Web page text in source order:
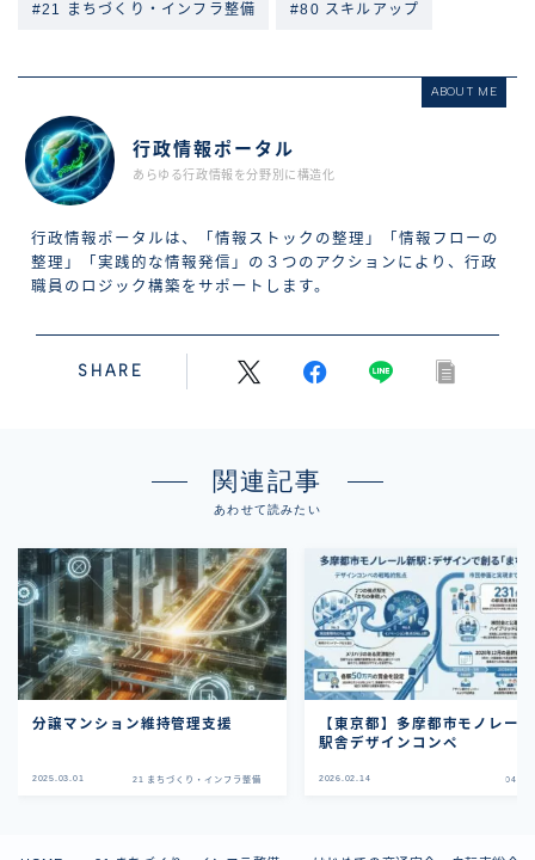
#21 まちづくり・インフラ整備 #80 スキルアップ
ABOUT ME
行政情報ポータル
あらゆる行政情報を分野別に構造化
行政情報ポータルは、「情報ストックの整理」「情報フローの
整理」「実践的な情報発信」の３つのアクションにより、行政
職員のロジック構築をサポートします。
SHARE
関連記事
あわせて読みたい
分譲マンション維持管理支援
2025.03.01 21 まちづくり・インフラ整備
【東京都】多摩都市モノレー
駅舎デザインコンペ
2026.02.14 04 東